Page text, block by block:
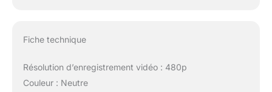
Fiche technique
Résolution d’enregistrement vidéo : 480p
Couleur : Neutre